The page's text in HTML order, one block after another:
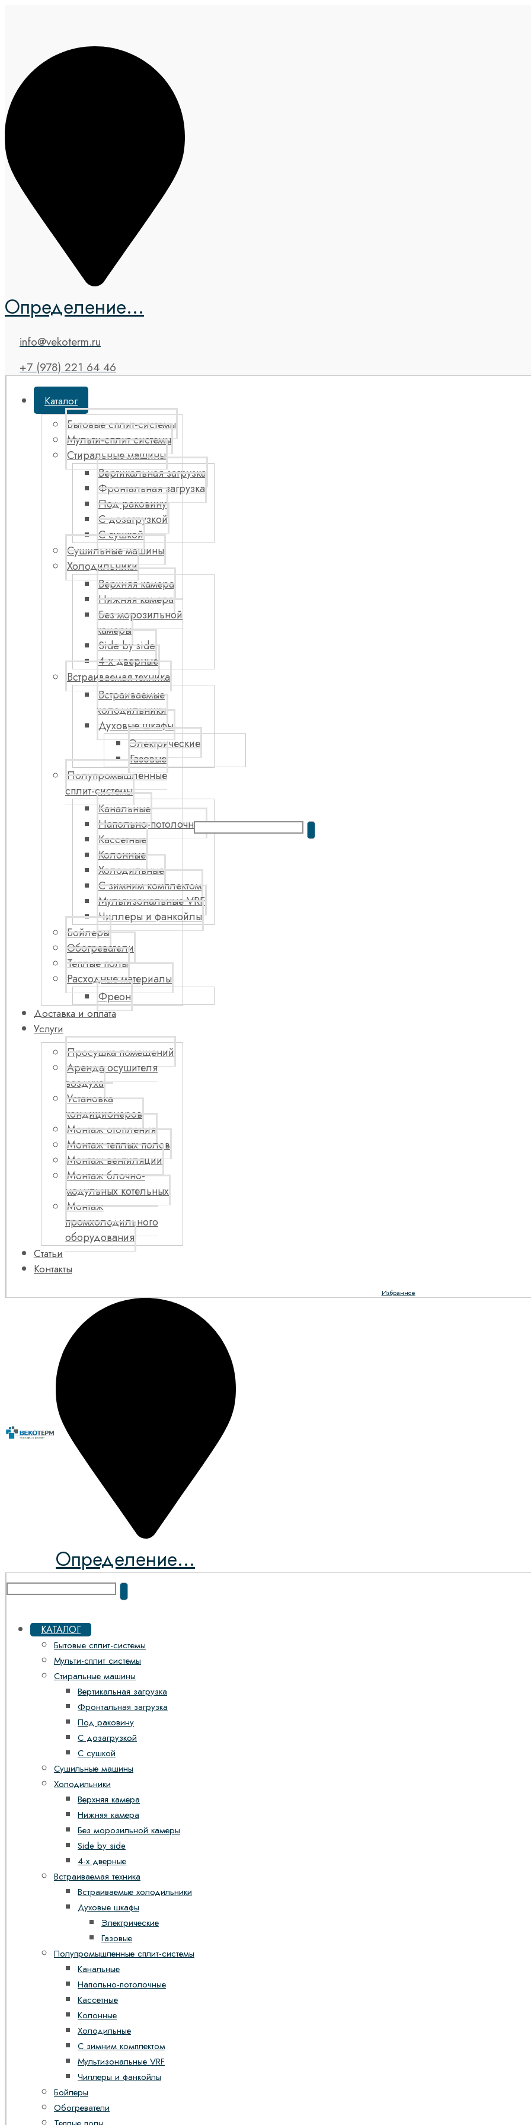
Определение...
info@vekoterm.ru
+7 (978) 221 64 46
Каталог
Бытовые сплит-системы
Мульти-сплит системы
Стиральные машины
Вертикальная загрузка
Фронтальная загрузка
Под раковину
С дозагрузкой
С сушкой
Сушильные машины
Холодильники
Верхняя камера
Нижняя камера
Без морозильной
камеры
Side by side
4-х дверные
Встраиваемая техника
Встраиваемые
холодильники
Духовые шкафы
Электрические
Газовые
Полупромышленные
сплит-системы
Канальные
Напольно-потолочные
Кассетные
Колонные
Холодильные
С зимним комплектом
Мультизональные VRF
Чиллеры и фанкойлы
Бойлеры
Обогреватели
Теплые полы
Расходные материалы
Фреон
Доставка и оплата
Услуги
Просушка помещений
Аренда осушителя
воздуха
Установка
кондиционеров
Монтаж отопления
Монтаж теплых полов
Монтаж вентиляции
Монтаж блочно-
модульных котельных
Монтаж
промхолодильного
оборудования
Статьи
Контакты
Избранное
Определение...
КАТАЛОГ
Бытовые сплит-системы
Мульти-сплит системы
Стиральные машины
Вертикальная загрузка
Фронтальная загрузка
Под раковину
С дозагрузкой
С сушкой
Сушильные машины
Холодильники
Верхняя камера
Нижняя камера
Без морозильной камеры
Side by side
4-х дверные
Встраиваемая техника
Встраиваемые холодильники
Духовые шкафы
Электрические
Газовые
Полупромышленные сплит-системы
Канальные
Напольно-потолочные
Кассетные
Колонные
Холодильные
С зимним комплектом
Мультизональные VRF
Чиллеры и фанкойлы
Бойлеры
Обогреватели